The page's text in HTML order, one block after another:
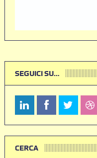
SEGUICI SU…
CERCA